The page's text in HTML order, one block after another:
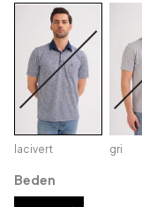
lacivert gri
Beden